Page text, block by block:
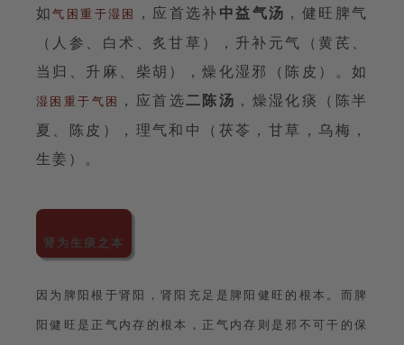
如气困重于湿困 ，应首选补中益气汤 ，健旺脾气
（人参、白术、炙甘草），升补元气（黄芪、
当归、升麻、柴胡），燥化湿邪（陈皮）。如
湿困重于气困 ，应首选二陈汤 ，燥湿化痰（陈半
夏、陈皮），理气和中（茯苓，甘草，乌梅，
生姜）。
肾为生痰之本
因为脾阳根于肾阳，肾阳充足是脾阳健旺的根本。而脾
阳健旺是正气内存的根本，正气内存则是邪不可干的保